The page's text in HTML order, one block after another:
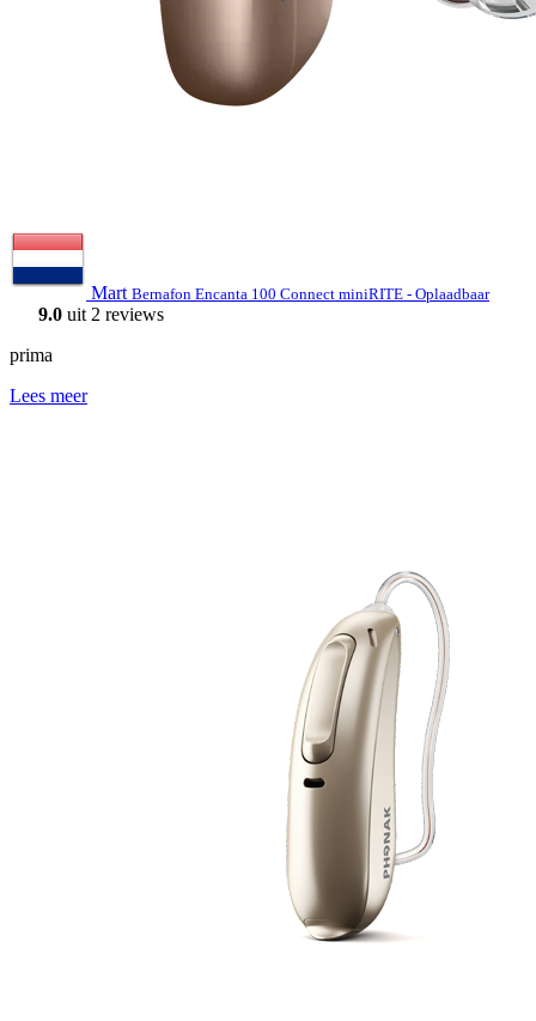
Mart Bernafon Encanta 100 Connect miniRITE - Oplaadbaar
9.0 uit 2 reviews
prima
Lees meer